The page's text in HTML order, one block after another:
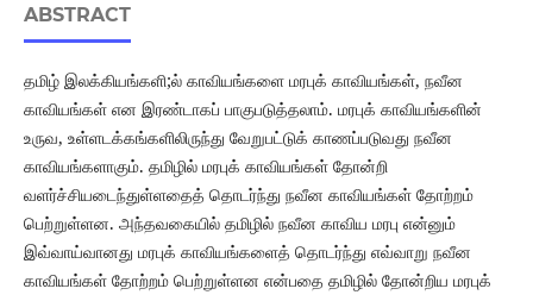
ABSTRACT
தமிழ் இலக்கியங்களி;ல் காவியங்களை மரபுக் காவியங்கள், நவீன
காவியங்கள் என இரண்டாகப் பாகுபடுத்தலாம். மரபுக் காவியங்களின்
உருவ, உள்ளடக்கங்களிலிருந்து வேறுபட்டுக் காணப்படுவது நவீன
காவியங்களாகும். தமிழில் மரபுக் காவியங்கள் தோன்றி
வளர்ச்சியடைந்துள்ளதைத் தொடர்ந்து நவீன காவியங்கள் தோற்றம்
பெற்றுள்ளன. அந்தவகையில் தமிழில் நவீன காவிய மரபு என்னும்
இவ்வாய்வானது மரபுக் காவியங்களைத் தொடர்ந்து எவ்வாறு நவீன
காவியங்கள் தோற்றம் பெற்றுள்ளன என்பதை தமிழில் தோன்றிய மரபுக்